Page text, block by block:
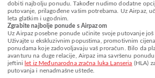
dobiti najbolju ponudu. Također nudimo dodatne
putovanje, prilagođene vašim potrebama. Uz Airpaz,
leta glatkim i ugodnim.
Zgrabite najbolje ponude s Airpazom
Uz Airpaz posebne ponude učinite svoje putovanje još
Uživajte u ekskluzivnim popustima, promotivnim
ponudama koje zadovoljavaju vaš proračun. Bilo da
avanturu na duge relacije, Airpaz ima savršenu ponudu
jeftini let iz Međunarodna zračna luka Lanseria (HLA)
putovanja i nenadmašne uštede.